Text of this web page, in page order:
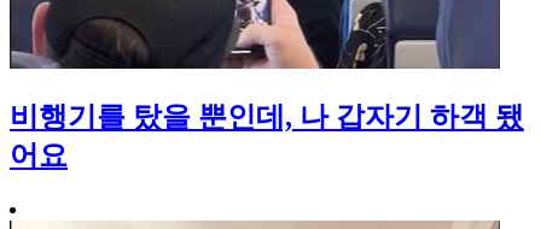
비행기를 탔을 뿐인데, 나 갑자기 하객 됐
어요